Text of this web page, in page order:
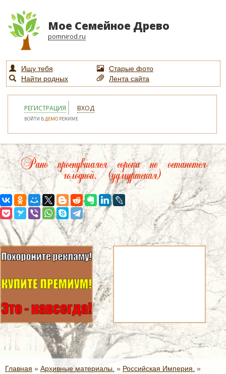
Мое Семейное Древо
pomnirod.ru
Ищу тебя
Старые фото
Найти родных
Лента сайта
РЕГИСТРАЦИЯ ВХОД
ВОЙТИ ВДЕМО РЕЖИМЕ
Рано проснувшаяся сорока не останется
голодной. (удмуртская)
Главная » Архивные материалы. » Российская Империя. »